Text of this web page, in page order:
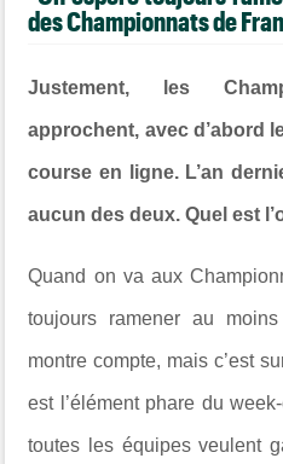
des Championnats de
Justement, les
approchent, avec d’abord
course en ligne. L’an
aucun des deux. Quel est
Quand on va aux
toujours ramener au
montre compte, mais c’est
est l’élément phare du
toutes les équipes veulent